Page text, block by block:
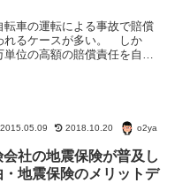
転車の運転による事故で賠償
れるケースが多い。 しか
単位の高額の賠償責任を自転
2015.05.09 2018.10.20 o2ya
社の地震保険が普及し
・地震保険のメリットデ